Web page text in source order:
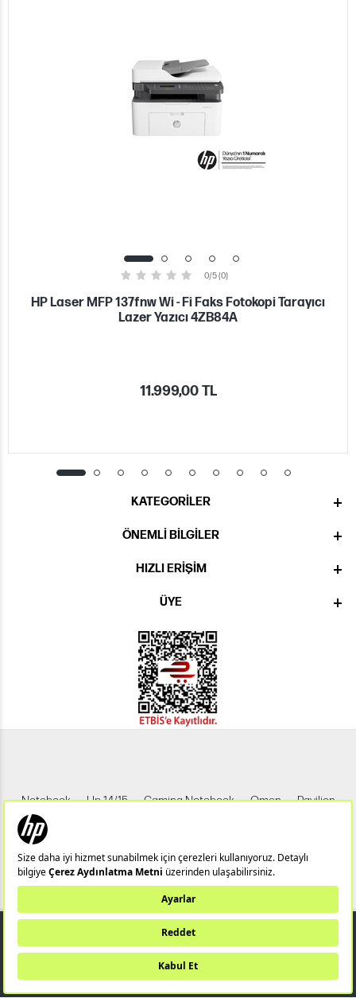
5.699,00 TL
SEPETE EKLE
0/5 (0)
HP Laser MFP 137fnw Wi - Fi Faks Fotokopi Tarayıcı
Lazer Yazıcı 4ZB84A
11.999,00 TL
KATEGORILER
ÖNEMLI BILGILER
HIZLI ERIŞIM
ÜYE
Notebook Hp 14/15 Gaming Notebook Omen Pavilion
Pavilion Gaming
X360 Aero ProDesk HP IPS Monitör HP LED Monitör
Bu web sitesi (hpstore.com.tr) HP Resmi İş Ortağı TUNGSTEN TEKNOLOJİ
SANAYİ VE TİCARET A.Ş tarafından yönetilmektedir.